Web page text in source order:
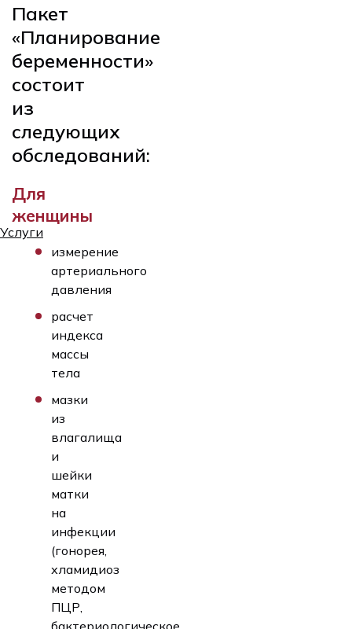
Услуги
Пакет
«Планирование
беременности»
состоит
из
следующих
обследований:
Для
женщины
измерение
артериального
давления
расчет
индекса
массы
тела
мазки
из
влагалища
и
шейки
матки
на
инфекции
(гонорея,
хламидиоз
методом
ПЦР,
бактериологическое